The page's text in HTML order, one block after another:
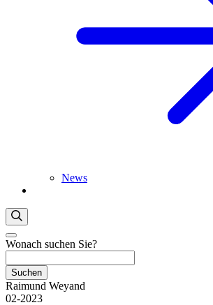
News
Wonach suchen Sie?
Suchen
Raimund Weyand
02-2023